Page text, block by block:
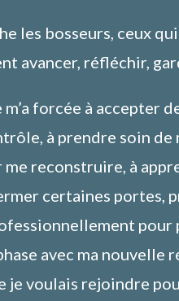
les bosseurs, ceux
avancer, réfléchir,
m’a forcée à accepter
à prendre soin de
reconstruire, à
certaines portes,
pour
avec ma nouvelle
je voulais rejoindre